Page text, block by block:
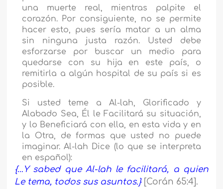
una muerte real, mientras palpite el
corazón. Por consiguiente, no se permite
hacer esto, pues sería matar a un alma
sin ninguna justa razón. Usted debe
esforzarse por buscar un medio para
quedarse con su hija en este país, o
remitirla a algún hospital de su país si es
posible.
Si usted teme a Al-lah, Glorificado y
Alabado Sea, Él le Facilitará su situación,
y lo Beneficiará con ella, en esta vida y en
la Otra, de formas que usted no puede
imaginar. Al-lah Dice (lo que se interpreta
en español):
{…Y sabed que Al-lah le facilitará, a quien
Le tema, todos sus asuntos.}[Corán 65:4].